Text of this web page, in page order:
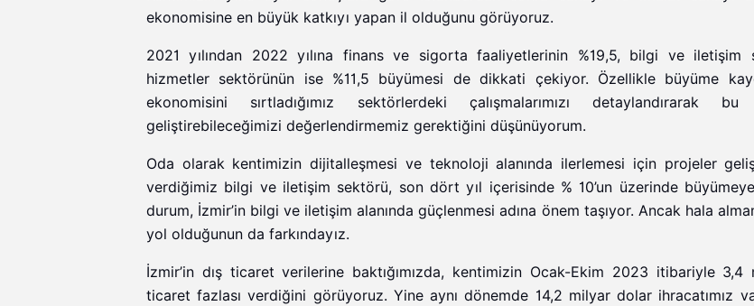
ekonomisine en büyük katkıyı yapan il olduğunu görüyoruz.
2021 yılından 2022 yılına finans ve sigorta faaliyetlerinin %19,5, bilgi ve iletişim
hizmetler sektörünün ise %11,5 büyümesi de dikkati çekiyor. Özellikle büyüme
ekonomisini sırtladığımız sektörlerdeki çalışmalarımızı detaylandırarak
geliştirebileceğimizi değerlendirmemiz gerektiğini düşünüyorum.
Oda olarak kentimizin dijitalleşmesi ve teknoloji alanında ilerlemesi için projeler
verdiğimiz bilgi ve iletişim sektörü, son dört yıl içerisinde % 10’un üzerinde
durum, İzmir’in bilgi ve iletişim alanında güçlenmesi adına önem taşıyor. Ancak hala
yol olduğunun da farkındayız.
İzmir’in dış ticaret verilerine baktığımızda, kentimizin Ocak-Ekim 2023 itibariyle 3,4
ticaret fazlası verdiğini görüyoruz. Yine aynı dönemde 14,2 milyar dolar ihracatımız